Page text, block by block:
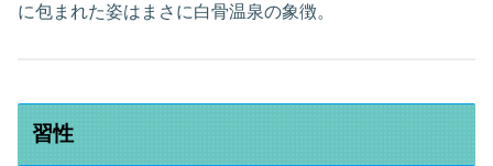
に包まれた姿はまさに白骨温泉の象徴。
習性